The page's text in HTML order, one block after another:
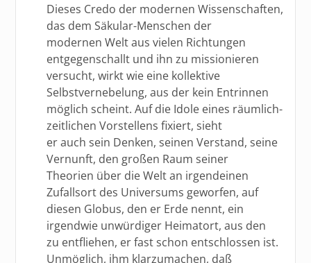
Dieses Credo der modernen Wissenschaften,
das dem Säkular-Menschen der
modernen Welt aus vielen Richtungen
entgegenschallt und ihn zu missionieren
versucht, wirkt wie eine kollektive
Selbstvernebelung, aus der kein Entrinnen
möglich scheint. Auf die Idole eines räumlich-
zeitlichen Vorstellens fixiert, sieht
er auch sein Denken, seinen Verstand, seine
Vernunft, den großen Raum seiner
Theorien über die Welt an irgendeinen
Zufallsort des Universums geworfen, auf
diesen Globus, den er Erde nennt, ein
irgendwie unwürdiger Heimatort, aus den
zu entfliehen, er fast schon entschlossen ist.
Unmöglich, ihm klarzumachen, daß